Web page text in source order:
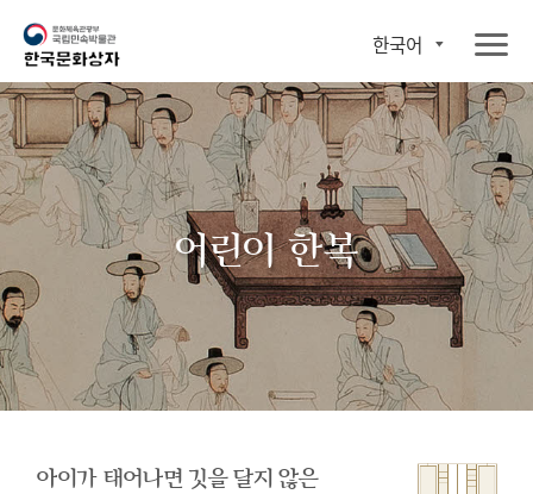
한국어
어린이 한복
아이가 태어나면 깃을 달지 않은